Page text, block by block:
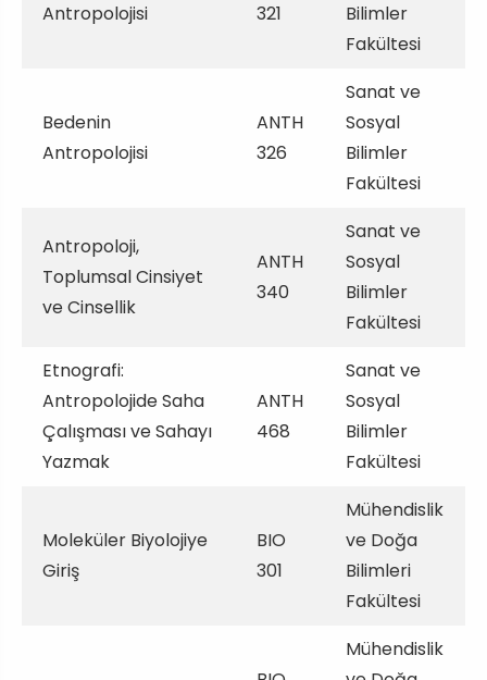
Antropolojisi
321
Bilimler
Fakültesi
Bedenin
Antropolojisi
ANTH
326
Sanat ve
Sosyal
Bilimler
Fakültesi
Antropoloji,
Toplumsal Cinsiyet
ve Cinsellik
ANTH
340
Sanat ve
Sosyal
Bilimler
Fakültesi
Etnografi:
Antropolojide Saha
Çalışması ve Sahayı
Yazmak
ANTH
468
Sanat ve
Sosyal
Bilimler
Fakültesi
Moleküler Biyolojiye
Giriş
BIO
301
Mühendislik
ve Doğa
Bilimleri
Fakültesi
Mühendislik